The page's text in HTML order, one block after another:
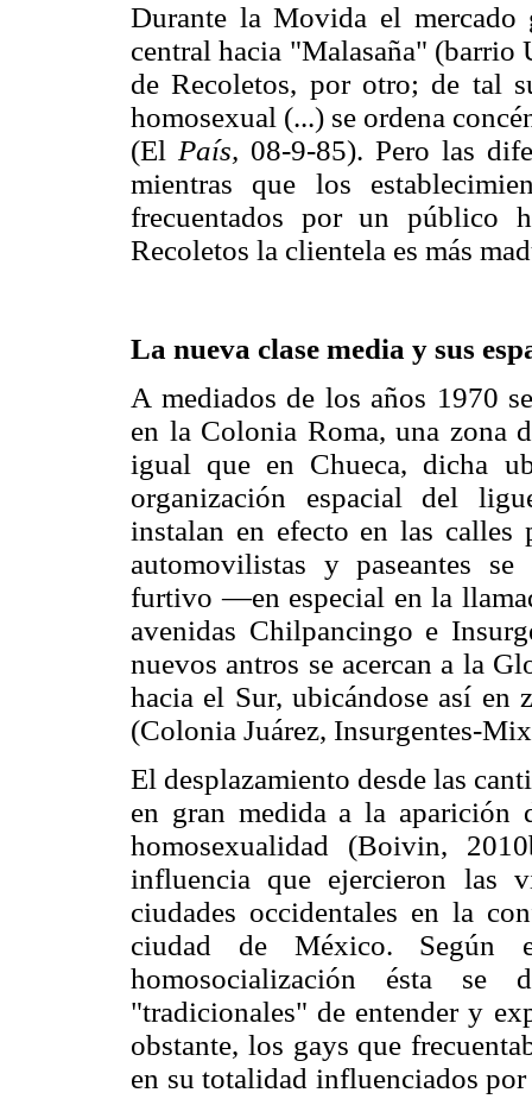
Durante la Movida el
central hacia "Malasaña"
de Recoletos, por otro; de tal
homosexual (...) se ordena
(El País, 08-9-85). Pero las
mientras que los
frecuentados por un público
Recoletos la clientela es más
La nueva clase media y sus
A mediados de los años 1970
en la Colonia Roma, una zona
igual que en Chueca, dicha
organización espacial del
instalan en efecto en las calles
automovilistas y paseantes
furtivo —en especial en la
avenidas Chilpancingo e
nuevos antros se acercan a la
hacia el Sur, ubicándose así en
(Colonia Juárez, Insurgentes-
El desplazamiento desde las
en gran medida a la
homosexualidad (Boivin,
influencia que ejercieron las
ciudades occidentales en la
ciudad de México. Según
homosocialización ésta
"tradicionales" de entender y
obstante, los gays que
en su totalidad influenciados